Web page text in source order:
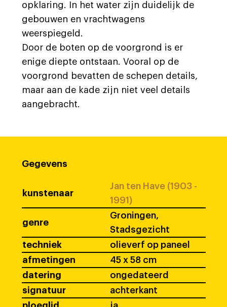
opklaring. In het water zijn duidelijk de
gebouwen en vrachtwagens
weerspiegeld.
Door de boten op de voorgrond is er
enige diepte ontstaan. Vooral op de
voorgrond bevatten de schepen details,
maar aan de kade zijn niet veel details
aangebracht.
Gegevens
kunstenaar
Jan ten Have (1903 -
1991)
genre
Groningen,
Stadsgezicht
techniek
olieverf op paneel
afmetingen
45 x 58 cm
datering
ongedateerd
signatuur
achterkant